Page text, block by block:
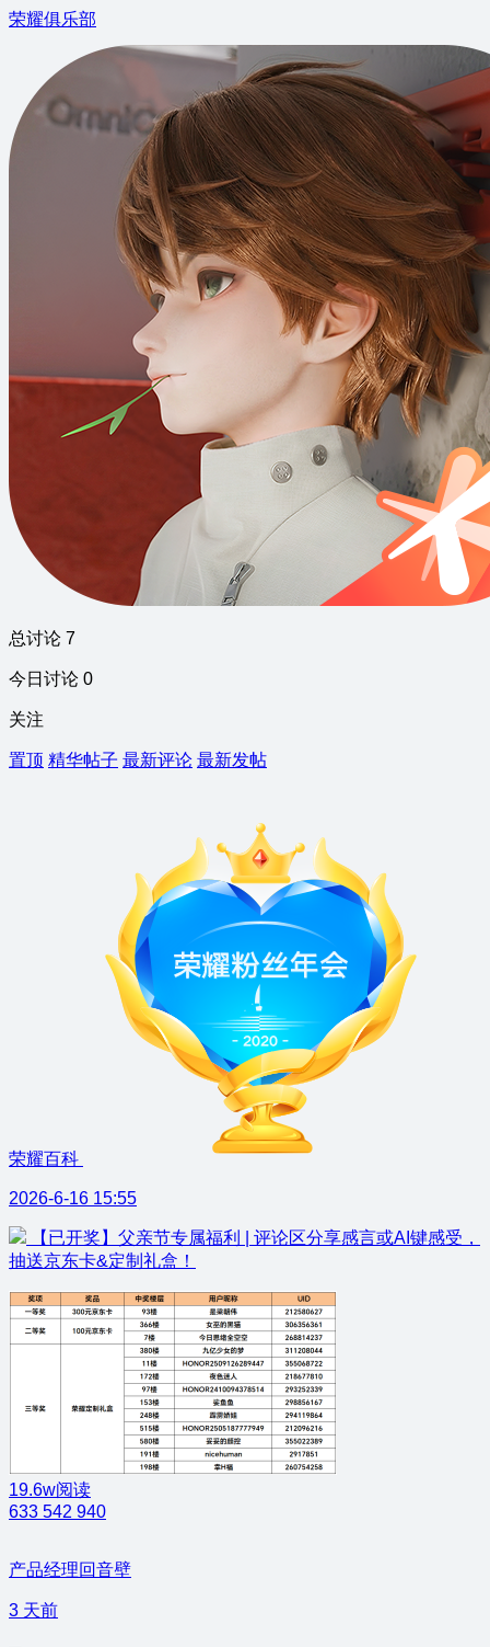
荣耀俱乐部
总讨论 7
今日讨论 0
关注
置顶 精华帖子 最新评论 最新发帖
荣耀百科
2026-6-16 15:55
【已开奖】父亲节专属福利 | 评论区分享感言或AI键感受，
抽送京东卡&定制礼盒！
19.6w阅读
633 542 940
产品经理回音壁
3 天前